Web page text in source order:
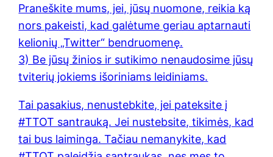
Praneškite mums, jei, jūsų nuomone, reikia ką
nors pakeisti, kad galėtume geriau aptarnauti
kelionių „Twitter“ bendruomenę.
3) Be jūsų žinios ir sutikimo nenaudosime jūsų
tviterių jokiems išoriniams leidiniams.
Tai pasakius, nenustebkite, jei pateksite į
#TTOT santrauką. Jei nustebsite, tikimės, kad
tai bus laiminga. Tačiau nemanykite, kad